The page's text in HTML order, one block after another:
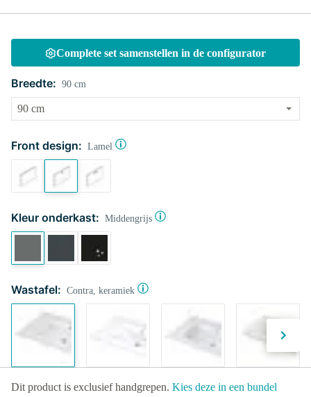
Complete set samenstellen in de configurator
Breedte: 90 cm
Front design: Lamel
Kleur onderkast: Middengrijs
Wastafel: Contra, keramiek
Dit product is exclusief handgrepen. Kies deze in een bundel